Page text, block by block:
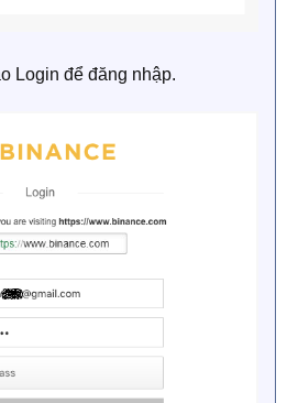
Login để đăng nhập.